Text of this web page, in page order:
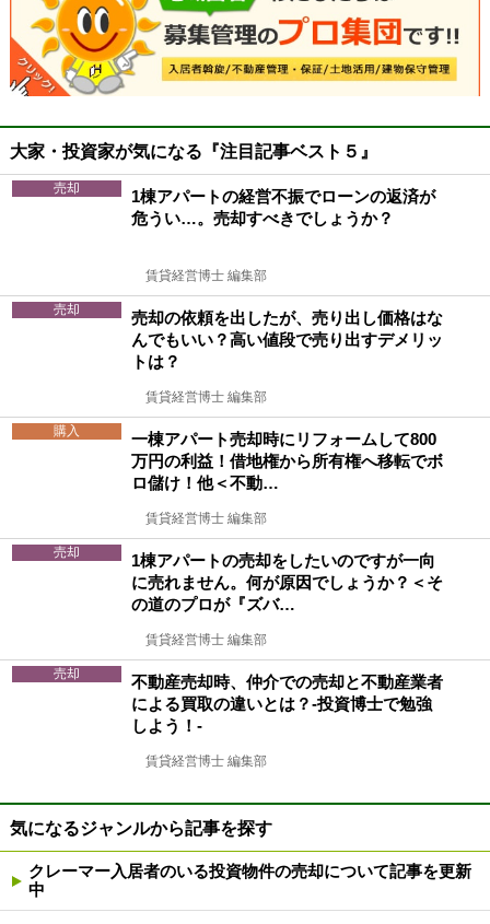
大家・投資家が気になる『注目記事ベスト５』
売却
1棟アパートの経営不振でローンの返済が
危うい…。売却すべきでしょうか？
賃貸経営博士 編集部
売却
売却の依頼を出したが、売り出し価格はな
んでもいい？高い値段で売り出すデメリッ
トは？
賃貸経営博士 編集部
購入
一棟アパート売却時にリフォームして800
万円の利益！借地権から所有権へ移転でボ
ロ儲け！他＜不動…
賃貸経営博士 編集部
売却
1棟アパートの売却をしたいのですが一向
に売れません。何が原因でしょうか？＜そ
の道のプロが『ズバ…
賃貸経営博士 編集部
売却
不動産売却時、仲介での売却と不動産業者
による買取の違いとは？-投資博士で勉強
しよう！-
賃貸経営博士 編集部
気になるジャンルから記事を探す
クレーマー入居者のいる投資物件の売却について記事を更新
中